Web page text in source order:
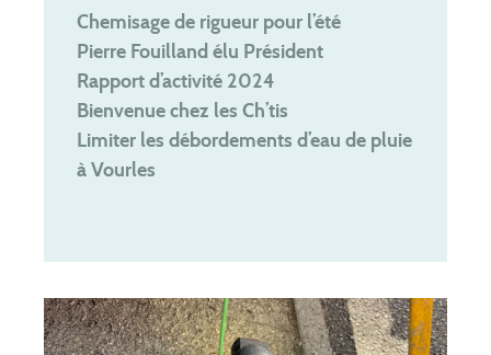
Chemisage de rigueur pour l’été
Pierre Fouilland élu Président
Rapport d’activité 2024
Bienvenue chez les Ch’tis
Limiter les débordements d’eau de pluie
à Vourles